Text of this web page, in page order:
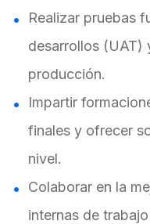
Realizar pruebas
desarrollos (UAT)
producción.
Impartir
finales y ofrecer
nivel.
Colaborar en la
internas de